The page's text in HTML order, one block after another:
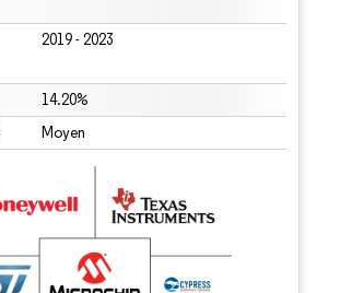
2019 - 2023
14.20%
Moyen